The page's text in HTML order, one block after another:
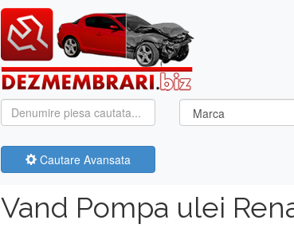
Cautare Avansata
Vand Pompa ulei